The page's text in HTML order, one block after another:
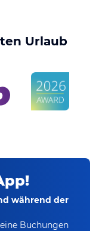
Urlaub
während der
Buchungen